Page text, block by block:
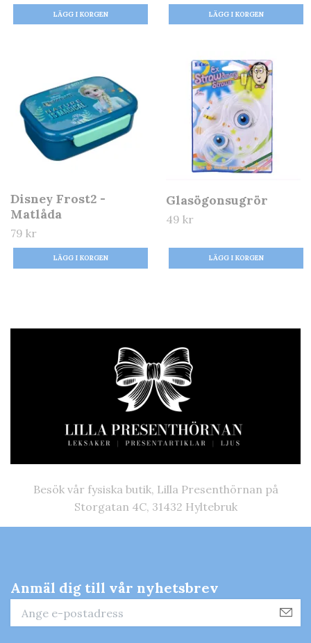
Besök vår fysiska butik, Lilla Presenthörnan på
Storgatan 4C, 31432 Hyltebruk
Disney Frost2 -
Matlåda
79 kr
Glasögonsugrör
49 kr
Anmäl dig till vår nyhetsbrev